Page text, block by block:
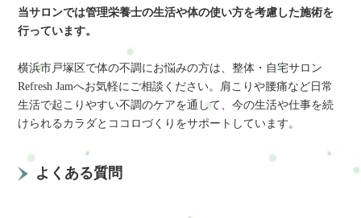
当サロンでは管理栄養士の生活や体の使い方を考慮した施術を
行っています。
横浜市戸塚区で体の不調にお悩みの方は、整体・自宅サロン
Refresh Jamへお気軽にご相談ください。肩こりや腰痛など日常
生活で起こりやすい不調のケアを通して、今の生活や仕事を続
けられるカラダとココロづくりをサポートしています。
よくある質問